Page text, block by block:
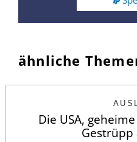
ähnliche
Die USA,
Gestrüpp